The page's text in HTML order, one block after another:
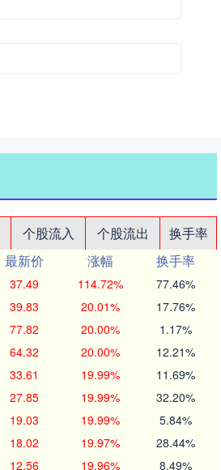
个股流入 个股流出
换手率
最新价 涨幅
换手率
37.49 114.72% 77.46%
39.83 20.01% 17.76%
77.82 20.00% 1.17%
64.32 20.00% 12.21%
33.61 19.99% 11.69%
27.85 19.99% 32.20%
19.03 19.99% 5.84%
18.02 19.97% 28.44%
12.56 19.96% 8.49%